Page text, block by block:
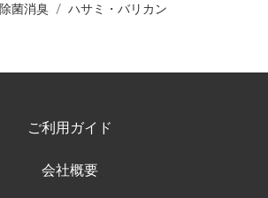
菌消臭 ハサミ・バリカン
ご利用ガイド
会社概要